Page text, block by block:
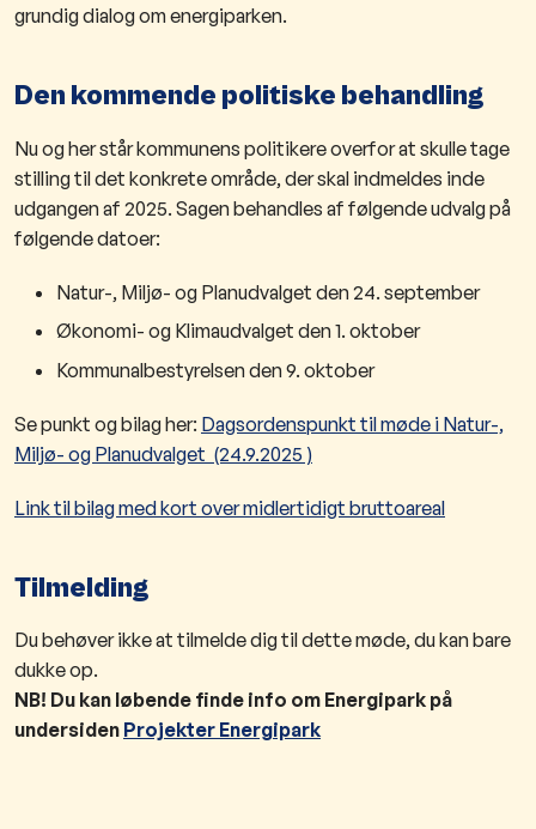
grundig dialog om energiparken.​
Den kommende politiske behandling
Nu og her står kommunens politikere overfor at skulle tage
stilling til det konkrete område, der skal indmeldes inde
udgangen af 2025. Sagen behandles af følgende udvalg på
følgende datoer:
Natur-, Miljø- og Planudvalget den 24. september
Økonomi- og Klimaudvalget den 1. oktober
Kommunalbestyrelsen den 9. oktober
Se punkt og bilag her: Dagsordenspunkt til møde i Natur-,
Miljø- og Planudvalget (24.9.2025 )
Link til bilag med kort over midlertidigt bruttoareal
Tilmelding
Du behøver ikke at tilmelde dig til dette møde, du kan bare
dukke op.
NB! Du kan løbende finde info om Energipark på
undersiden Projekter Energipark